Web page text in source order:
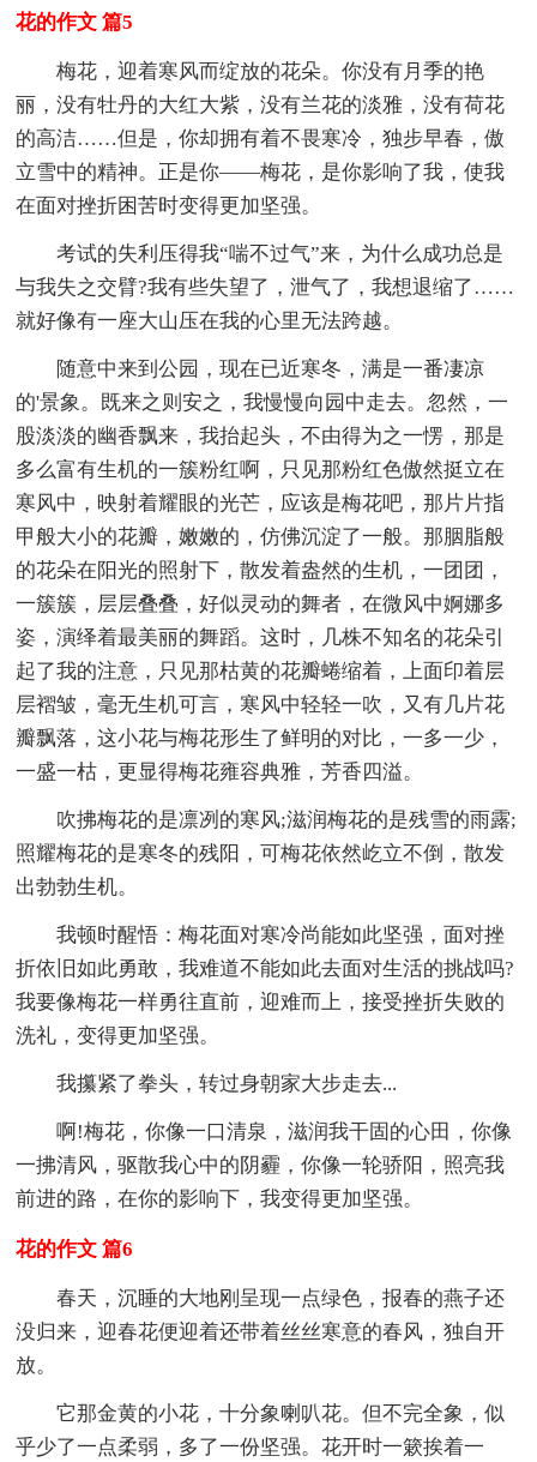
花的作文 篇5
梅花，迎着寒风而绽放的花朵。你没有月季的艳
丽，没有牡丹的大红大紫，没有兰花的淡雅，没有荷花
的高洁……但是，你却拥有着不畏寒冷，独步早春，傲
立雪中的精神。正是你——梅花，是你影响了我，使我
在面对挫折困苦时变得更加坚强。
考试的失利压得我“喘不过气”来，为什么成功总是
与我失之交臂?我有些失望了，泄气了，我想退缩了……
就好像有一座大山压在我的心里无法跨越。
随意中来到公园，现在已近寒冬，满是一番凄凉
的'景象。既来之则安之，我慢慢向园中走去。忽然，一
股淡淡的幽香飘来，我抬起头，不由得为之一愣，那是
多么富有生机的一簇粉红啊，只见那粉红色傲然挺立在
寒风中，映射着耀眼的光芒，应该是梅花吧，那片片指
甲般大小的花瓣，嫩嫩的，仿佛沉淀了一般。那胭脂般
的花朵在阳光的照射下，散发着盎然的生机，一团团，
一簇簇，层层叠叠，好似灵动的舞者，在微风中婀娜多
姿，演绎着最美丽的舞蹈。这时，几株不知名的花朵引
起了我的注意，只见那枯黄的花瓣蜷缩着，上面印着层
层褶皱，毫无生机可言，寒风中轻轻一吹，又有几片花
瓣飘落，这小花与梅花形生了鲜明的对比，一多一少，
一盛一枯，更显得梅花雍容典雅，芳香四溢。
吹拂梅花的是凛冽的寒风;滋润梅花的是残雪的雨露;
照耀梅花的是寒冬的残阳，可梅花依然屹立不倒，散发
出勃勃生机。
我顿时醒悟：梅花面对寒冷尚能如此坚强，面对挫
折依旧如此勇敢，我难道不能如此去面对生活的挑战吗?
我要像梅花一样勇往直前，迎难而上，接受挫折失败的
洗礼，变得更加坚强。
我攥紧了拳头，转过身朝家大步走去...
啊!梅花，你像一口清泉，滋润我干固的心田，你像
一拂清风，驱散我心中的阴霾，你像一轮骄阳，照亮我
前进的路，在你的影响下，我变得更加坚强。
花的作文 篇6
春天，沉睡的大地刚呈现一点绿色，报春的燕子还
没归来，迎春花便迎着还带着丝丝寒意的春风，独自开
放。
它那金黄的小花，十分象喇叭花。但不完全象，似
乎少了一点柔弱，多了一份坚强。花开时一簌挨着一